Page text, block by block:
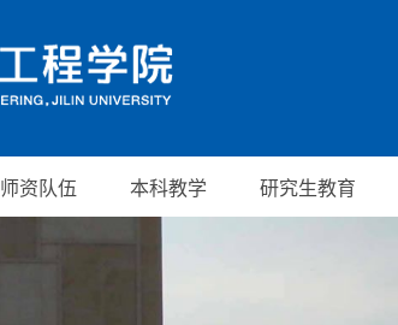
师资队伍 本科教学 研究生教育